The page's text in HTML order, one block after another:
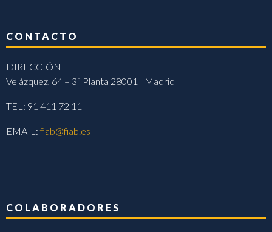
CONTACTO
DIRECCIÓN
Velázquez, 64 – 3ª Planta 28001 | Madrid
TEL: 91 411 72 11
EMAIL:fiab@fiab.es
COLABORADORES